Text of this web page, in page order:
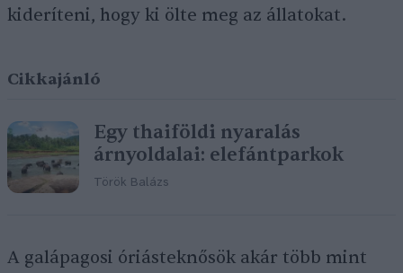
kideríteni, hogy ki ölte meg az állatokat.
Cikkajánló
Egy thaiföldi nyaralás
árnyoldalai: elefántparkok
Török Balázs
A galápagosi óriásteknősök akár több mint